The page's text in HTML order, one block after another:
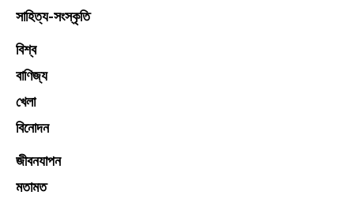
সাহিত্য-সংস্কৃতি
বিশ্ব
বাণিজ্য
খেলা
বিনোদন
জীবনযাপন
মতামত